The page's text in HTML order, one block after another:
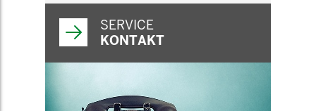
SERVICE
KONTAKT